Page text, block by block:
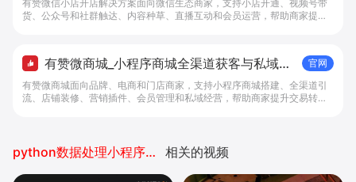
有赞微信小店开店解决方案面向微信生态商家，支持小店开通、视频号带
货、公众号和社群触达、内容种草、直播互动和会员运营，帮助商家提升
有赞微商城_小程序商城全渠道获客与私域复
购工具 - 做生意, 找有赞
官网
有赞微商城面向品牌、电商和门店商家，支持小程序商城搭建、全渠道引
流、店铺装修、营销插件、会员管理和私域经营，帮助商家提升交易转化
python数据处理小程序开发 相关的视频